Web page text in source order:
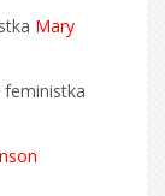
Mary